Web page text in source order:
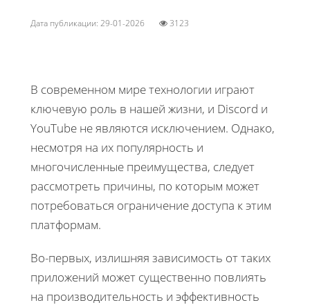
Дата публикации: 29-01-2026 3123
В современном мире технологии играют
ключевую роль в нашей жизни, и Discord и
YouTube не являются исключением. Однако,
несмотря на их популярность и
многочисленные преимущества, следует
рассмотреть причины, по которым может
потребоваться ограничение доступа к этим
платформам.
Во-первых, излишняя зависимость от таких
приложений может существенно повлиять
на производительность и эффективность